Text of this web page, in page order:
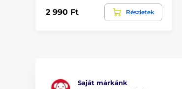
2 990 Ft Részletek
Saját márkánk